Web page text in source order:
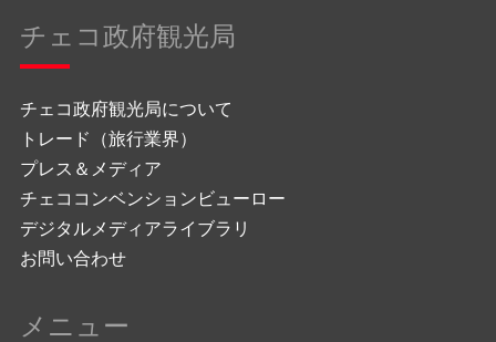
チェコ政府観光局
チェコ政府観光局について
トレード（旅行業界）
プレス＆メディア
チェココンベンションビューロー
デジタルメディアライブラリ
お問い合わせ
メニュー